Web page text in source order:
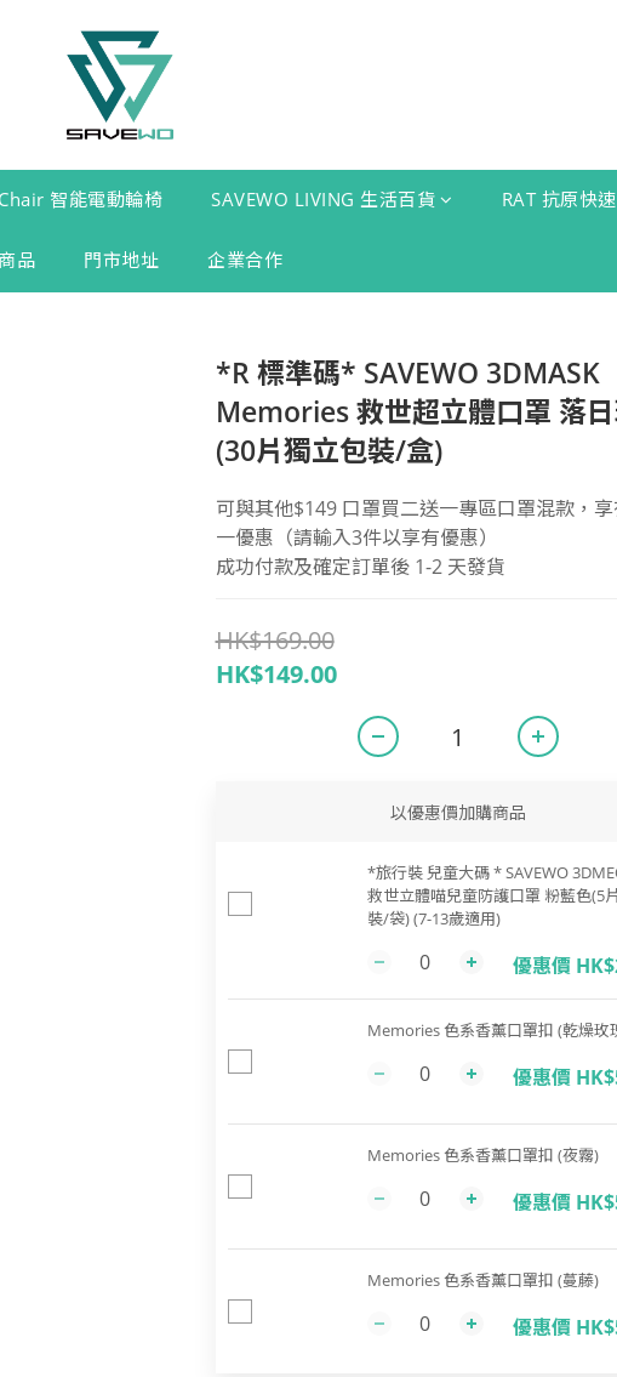
智能電動輪椅 SAVEWO LIVING 生活百貨 RAT 抗原快
品 門市地址 企業合作
*R 標準碼* SAVEWO 3DMASK
Memories 救世超立體口罩 落
(30片獨立包裝/盒)
可與其他$149 口罩買二送一專區口罩混款，
一優惠（請輸入3件以享有優惠）
成功付款及確定訂單後 1-2 天發貨
HK$169.00
HK$149.00
以優惠價加購商品
*旅行裝 兒童大碼 * SAVEWO
救世立體喵兒童防護口罩 粉藍色(5
裝/袋) (7-13歲適用)
優惠價
Memories 色系香薰口罩扣 (乾燥玫
優惠價
Memories 色系香薰口罩扣 (夜霧)
優惠價
Memories 色系香薰口罩扣 (蔓藤)
優惠價